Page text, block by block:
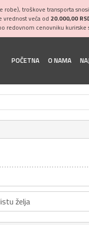
troškove transporta
vrednost veća od 20.000,00
redovnom cenovniku kurirske
POČETNA O NAMA
želja